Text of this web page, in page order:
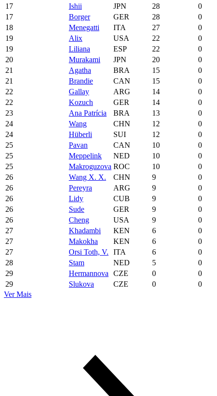
17
Ishii JPN 28
0
17
Borger GER 28
0
18
Menegatti ITA 27
0
19
Alix USA 22
0
19
Liliana ESP 22
0
20
Murakami JPN 20
0
21
Agatha BRA 15
0
21
Brandie CAN 15
0
22
Gallay ARG 14
0
22
Kozuch GER 14
0
23
Ana Patrícia BRA 13
0
24
Wang CHN 12
0
24
Hüberli SUI 12
0
25
Pavan CAN 10
0
25
Meppelink NED 10
0
25
Makroguzova ROC 10
0
26
Wang X. X. CHN 9
0
26
Pereyra ARG 9
0
26
Lidy CUB 9
0
26
Sude GER 9
0
26
Cheng USA 9
0
27
Khadambi KEN 6
0
27
Makokha KEN 6
0
27
Orsi Toth, V. ITA 6
0
28
Stam NED 5
0
29
Hermannova CZE 0
0
29
Slukova CZE 0
0
Ver Mais